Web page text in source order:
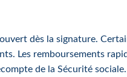
dès la signature.
Les remboursements
de la Sécurité